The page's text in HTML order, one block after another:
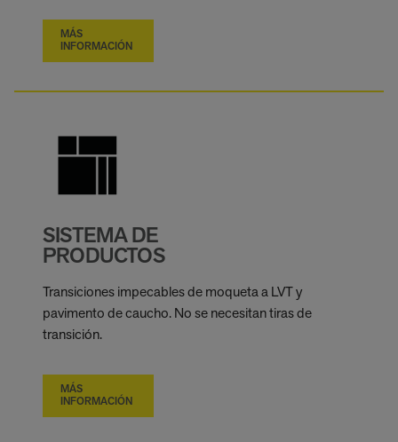
MÁS
INFORMACIÓN
SISTEMA DE
PRODUCTOS
Transiciones impecables de moqueta a LVT y
pavimento de caucho. No se necesitan tiras de
transición.
MÁS
INFORMACIÓN